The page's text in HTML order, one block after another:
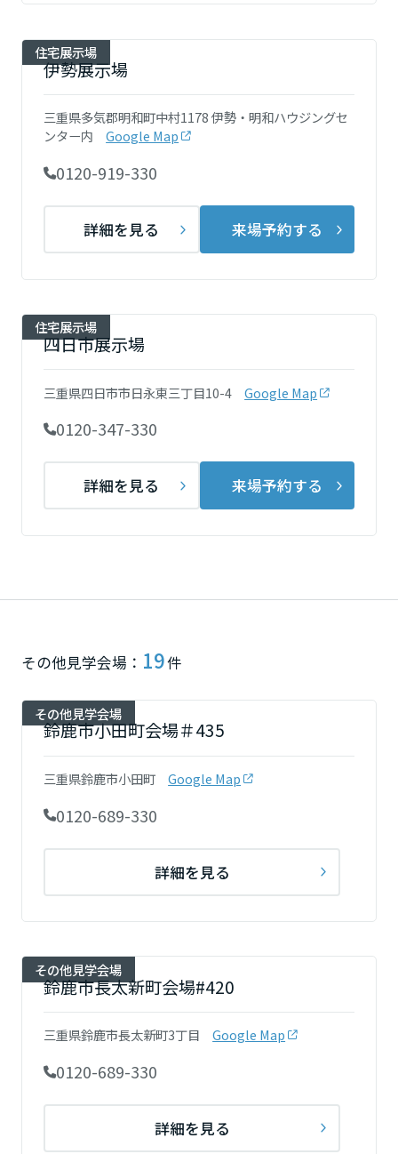
多彩な動画やこだわりが詰まった建築実例、注目の最新情報など、住
まいづくりを楽しく学べるデジタルラウンジです。
ホームラウンジ 新築・戸建て
ミサワゼネラルソリューション
中途採用
障がい者採用
ウエルネス事業
海外事業
ミサワアイデンティティ
住宅展示場
伊勢展示場
三重県多気郡明和町中村1178 伊勢・明和ハウジングセ
ンター内
Google Map
0120-919-330
詳細を見る 来場予約する
住宅展示場
四日市展示場
三重県四日市市日永東三丁目10-4 Google Map
0120-347-330
詳細を見る 来場予約する
その他見学会場： 19件
その他見学会場
鈴鹿市小田町会場＃435
三重県鈴鹿市小田町 Google Map
0120-689-330
詳細を見る
その他見学会場
鈴鹿市長太新町会場#420
三重県鈴鹿市長太新町3丁目 Google Map
0120-689-330
詳細を見る
群馬県
埼玉県
神奈川県
甲信越・北陸
富山県
新潟県
東海エリア
岐阜県
静岡県
三重県